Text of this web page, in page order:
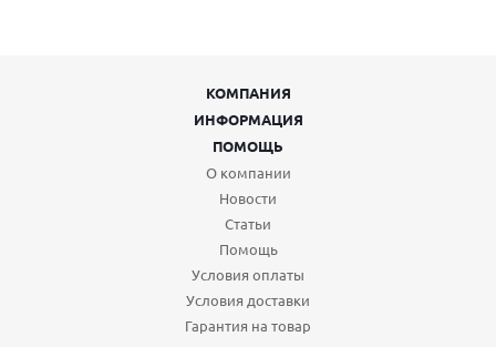
КОМПАНИЯ
ИНФОРМАЦИЯ
ПОМОЩЬ
О компании
Новости
Статьи
Помощь
Условия оплаты
Условия доставки
Гарантия на товар